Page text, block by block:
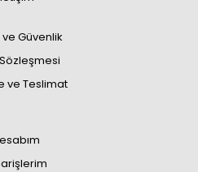
ve Güvenlik
ve Teslimat